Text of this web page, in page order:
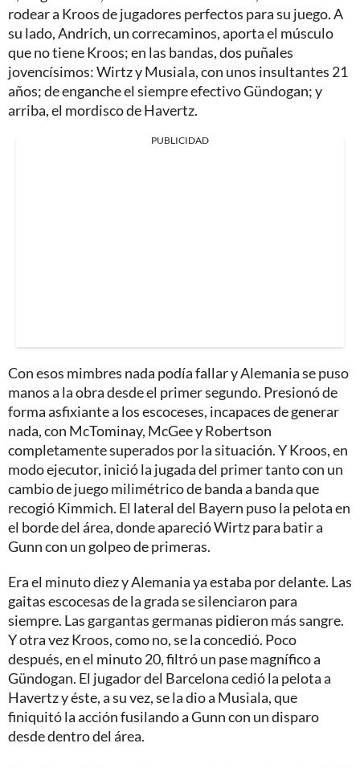
rodear a Kroos de jugadores perfectos para su juego. A
su lado, Andrich, un correcaminos, aporta el músculo
que no tiene Kroos; en las bandas, dos puñales
jovencísimos: Wirtz y Musiala, con unos insultantes 21
años; de enganche el siempre efectivo Gündogan; y
arriba, el mordisco de Havertz.
PUBLICIDAD
Con esos mimbres nada podía fallar y Alemania se puso
manos a la obra desde el primer segundo. Presionó de
forma asfixiante a los escoceses, incapaces de generar
nada, con McTominay, McGee y Robertson
completamente superados por la situación. Y Kroos, en
modo ejecutor, inició la jugada del primer tanto con un
cambio de juego milimétrico de banda a banda que
recogió Kimmich. El lateral del Bayern puso la pelota en
el borde del área, donde apareció Wirtz para batir a
Gunn con un golpeo de primeras.
Era el minuto diez y Alemania ya estaba por delante. Las
gaitas escocesas de la grada se silenciaron para
siempre. Las gargantas germanas pidieron más sangre.
Y otra vez Kroos, como no, se la concedió. Poco
después, en el minuto 20, filtró un pase magnífico a
Gündogan. El jugador del Barcelona cedió la pelota a
Havertz y éste, a su vez, se la dio a Musiala, que
finiquitó la acción fusilando a Gunn con un disparo
desde dentro del área.